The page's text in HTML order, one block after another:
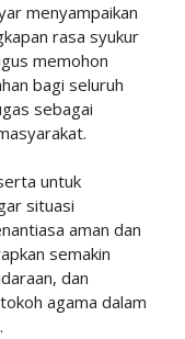
menyampaikan
rasa syukur
memohon
bagi seluruh
sebagai
untuk
situasi
aman dan
semakin
dan
agama dalam